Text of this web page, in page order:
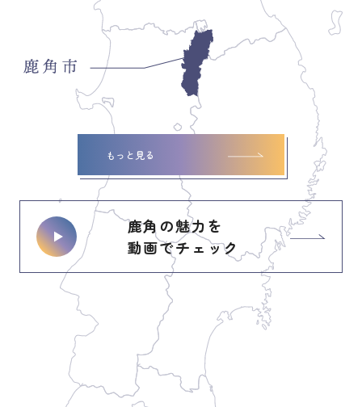
もっと見る
鹿角の魅力を
動画でチェック